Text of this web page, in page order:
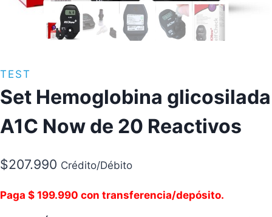
TEST
Set Hemoglobina glicosilada
A1C Now de 20 Reactivos
$207.990 Crédito/Débito
Paga $ 199.990 con transferencia/depósito.